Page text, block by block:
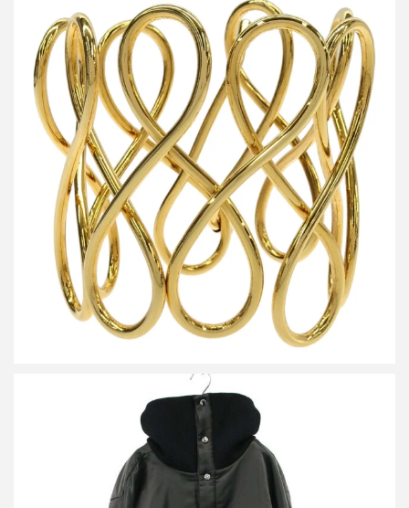
ハルノブムラタ POGANY BRACELET ポーガニーブレスレット
買取金額10,000円
詳しく見る